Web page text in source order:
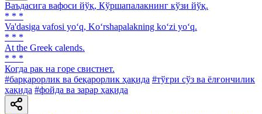
Ваъдасига вафоси йўқ, Кўршапалакнинг кўзи йўқ.
* * *
Va'dasiga vafosi yo‘q, Ko‘rshapalakning ko‘zi yo‘q.
* * *
At the Greek calends.
* * *
Когда рак на горе свистнет.
#барқарорлик ва беқарорлик ҳақида #тўғри сўз ва ёлғончилик
ҳақида #фойда ва зарар ҳақида